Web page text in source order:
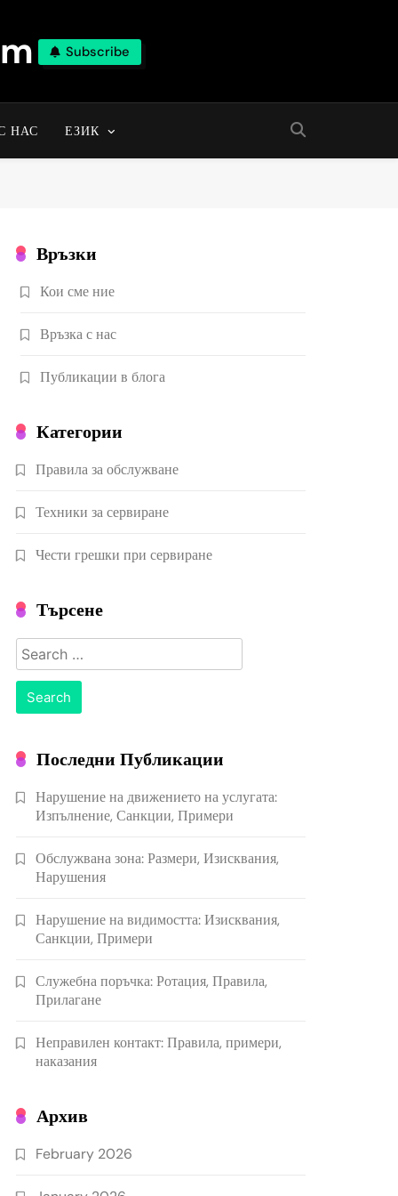
Subscribe
НАС ЕЗИК
Връзки
Кои сме ние
Връзка с нас
Публикации в блога
Категории
Правила за обслужване
Техники за сервиране
Чести грешки при сервиране
Търсене
Search
for:
Последни Публикации
Нарушение на движението на услугата:
Изпълнение, Санкции, Примери
Обслужвана зона: Размери, Изисквания,
Нарушения
Нарушение на видимостта: Изисквания,
Санкции, Примери
Служебна поръчка: Ротация, Правила,
Прилагане
Неправилен контакт: Правила, примери,
наказания
Архив
February 2026